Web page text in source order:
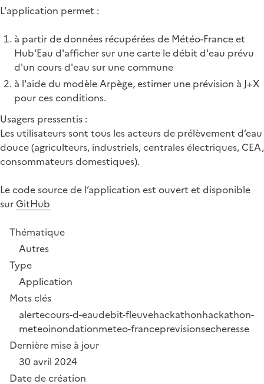
L'application permet :
à partir de données récupérées de Météo-France et
Hub'Eau d'afficher sur une carte le débit d'eau prévu
d'un cours d'eau sur une commune
à l'aide du modèle Arpège, estimer une prévision à J+X
pour ces conditions.
Usagers pressentis :
Les utilisateurs sont tous les acteurs de prélèvement d’eau
douce (agriculteurs, industriels, centrales électriques, CEA,
consommateurs domestiques).
Le code source de l’application est ouvert et disponible
surGitHub
Thématique
Autres
Type
Application
Mots clés
alertecours-d-eaudebit-fleuvehackathonhackathon-
meteoinondationmeteo-franceprevisionsecheresse
Dernière mise à jour
30 avril 2024
Date de création